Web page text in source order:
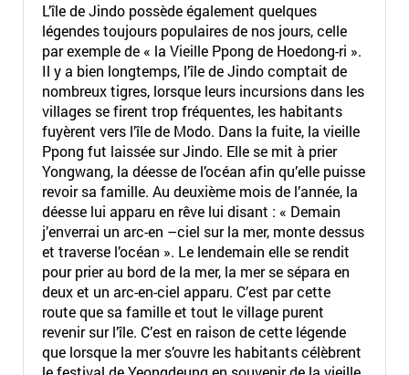
L’île de Jindo possède également quelques
légendes toujours populaires de nos jours, celle
par exemple de « la Vieille Ppong de Hoedong-ri ».
Il y a bien longtemps, l’île de Jindo comptait de
nombreux tigres, lorsque leurs incursions dans les
villages se firent trop fréquentes, les habitants
fuyèrent vers l’île de Modo. Dans la fuite, la vieille
Ppong fut laissée sur Jindo. Elle se mit à prier
Yongwang, la déesse de l’océan afin qu’elle puisse
revoir sa famille. Au deuxième mois de l’année, la
déesse lui apparu en rêve lui disant : « Demain
j’enverrai un arc-en –ciel sur la mer, monte dessus
et traverse l’océan ». Le lendemain elle se rendit
pour prier au bord de la mer, la mer se sépara en
deux et un arc-en-ciel apparu. C’est par cette
route que sa famille et tout le village purent
revenir sur l’île. C’est en raison de cette légende
que lorsque la mer s’ouvre les habitants célèbrent